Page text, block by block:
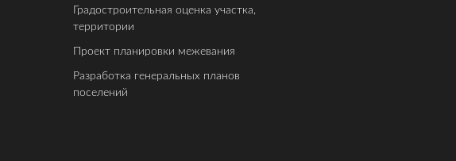
Градостроительная оценка участка,
территории
Проект планировки межевания
Разработка генеральных планов
поселений